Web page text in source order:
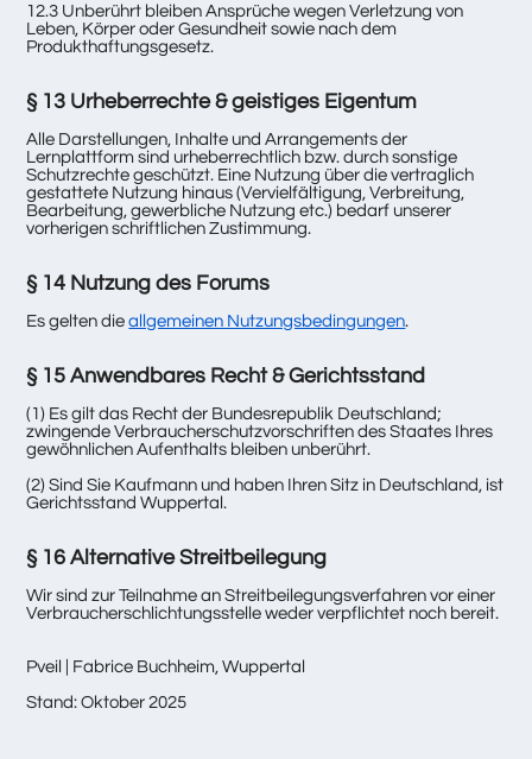
12.3 Unberührt bleiben Ansprüche wegen Verletzung von
Leben, Körper oder Gesundheit sowie nach dem
Produkthaftungsgesetz.
§ 13 Urheberrechte & geistiges Eigentum
Alle Darstellungen, Inhalte und Arrangements der
Lernplattform sind urheberrechtlich bzw. durch sonstige
Schutzrechte geschützt. Eine Nutzung über die vertraglich
gestattete Nutzung hinaus (Vervielfältigung, Verbreitung,
Bearbeitung, gewerbliche Nutzung etc.) bedarf unserer
vorherigen schriftlichen Zustimmung.
§ 14 Nutzung des Forums
Es gelten dieallgemeinen Nutzungsbedingungen.
§ 15 Anwendbares Recht & Gerichtsstand
(1) Es gilt das Recht der Bundesrepublik Deutschland;
zwingende Verbraucherschutzvorschriften des Staates Ihres
gewöhnlichen Aufenthalts bleiben unberührt.
(2) Sind Sie Kaufmann und haben Ihren Sitz in Deutschland, ist
Gerichtsstand Wuppertal.
§ 16 Alternative Streitbeilegung
Wir sind zur Teilnahme an Streitbeilegungsverfahren vor einer
Verbraucherschlichtungsstelle weder verpflichtet noch bereit.
Pveil | Fabrice Buchheim, Wuppertal
Stand: Oktober 2025